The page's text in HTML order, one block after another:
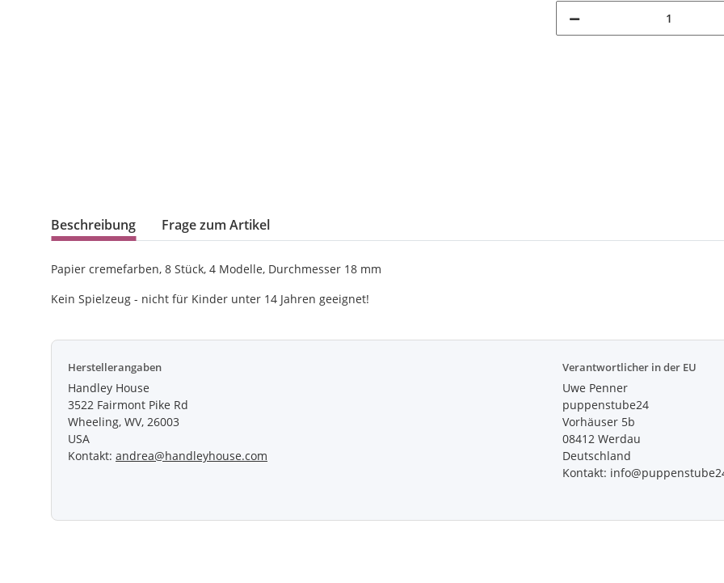
Beschreibung Frage zum Artikel
Papier cremefarben, 8 Stück, 4 Modelle, Durchmesser 18 mm
Kein Spielzeug - nicht für Kinder unter 14 Jahren geeignet!
Herstellerangaben
Handley House
3522 Fairmont Pike Rd
Wheeling, WV, 26003
USA
Kontakt: andrea@handleyhouse.com
Verantwortlicher in der EU
Uwe Penner
puppenstube24
Vorhäuser 5b
08412 Werdau
Deutschland
Kontakt: